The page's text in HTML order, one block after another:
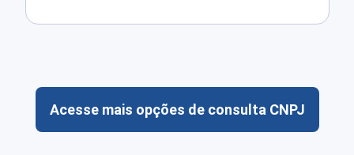
Acesse mais opções de consulta CNPJ